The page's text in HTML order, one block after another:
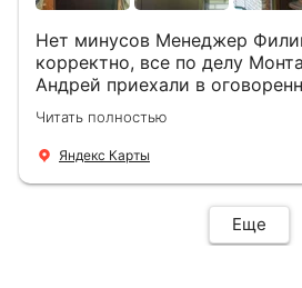
Нет минусов Менеджер
корректно, все по делу
Андрей приехали в
Демонтировали старую дверь
новую буквально за час
+ нормальные цены Всем
Читать полностью
Яндекс Карты
Еще